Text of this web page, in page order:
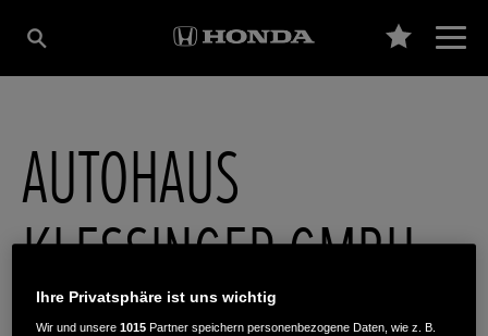
AUTOHAUS
KLESSINGER GMBH
Hauptstr. 19,94163,Saldenburg/Hundsruck
Ihre Privatsphäre ist uns wichtig
Wir und unsere1015 Partner speichern personenbezogene Daten, wie z. B.